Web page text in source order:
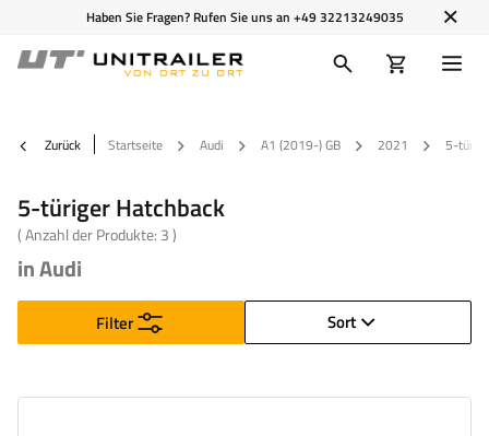
Haben Sie Fragen? Rufen Sie uns an +49 32213249035
Zurück Startseite Audi A1 (2019-) GB 2021 5-
5-türiger Hatchback
( Anzahl der Produkte: 3)
in Audi
Sort
Filter